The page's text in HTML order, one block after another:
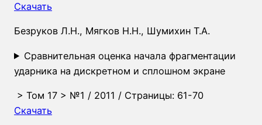
Скачать
Безруков Л.Н., Мягков Н.Н., Шумихин Т.А.
Сравнительная оценка начала фрагментации
ударника на дискретном и сплошном экране
> Том 17 > №1 / 2011 / Страницы: 61-70
Скачать